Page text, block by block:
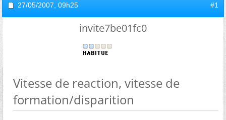
27/05/2007, 09h25 #1
invite7be01fc0
Vitesse de reaction, vitesse de
formation/disparition